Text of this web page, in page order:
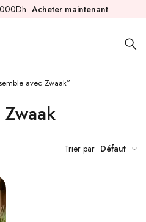
Acheter maintenant
avec Zwaak”
Trier par Défaut